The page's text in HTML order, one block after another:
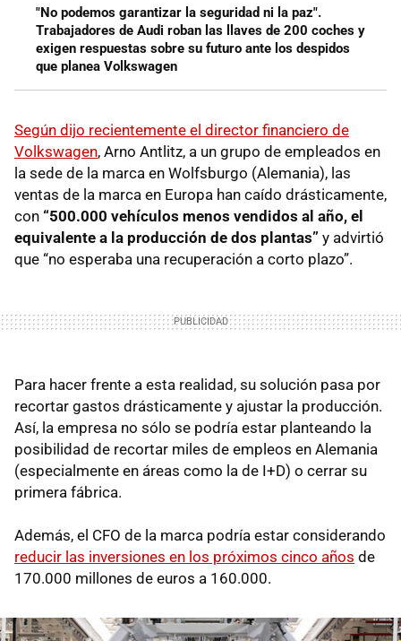
"No podemos garantizar la seguridad ni la paz".
Trabajadores de Audi roban las llaves de 200 coches y
exigen respuestas sobre su futuro ante los despidos
que planea Volkswagen
Según dijo recientemente el director financiero de
Volkswagen, Arno Antlitz, a un grupo de empleados en
la sede de la marca en Wolfsburgo (Alemania), las
ventas de la marca en Europa han caído drásticamente,
con “500.000 vehículos menos vendidos al año, el
equivalente a la producción de dos plantas” y advirtió
que “no esperaba una recuperación a corto plazo”.
Para hacer frente a esta realidad, su solución pasa por
recortar gastos drásticamente y ajustar la producción.
Así, la empresa no sólo se podría estar planteando la
posibilidad de recortar miles de empleos en Alemania
(especialmente en áreas como la de I+D) o cerrar su
primera fábrica.
Además, el CFO de la marca podría estar considerando
reducir las inversiones en los próximos cinco años de
170.000 millones de euros a 160.000.